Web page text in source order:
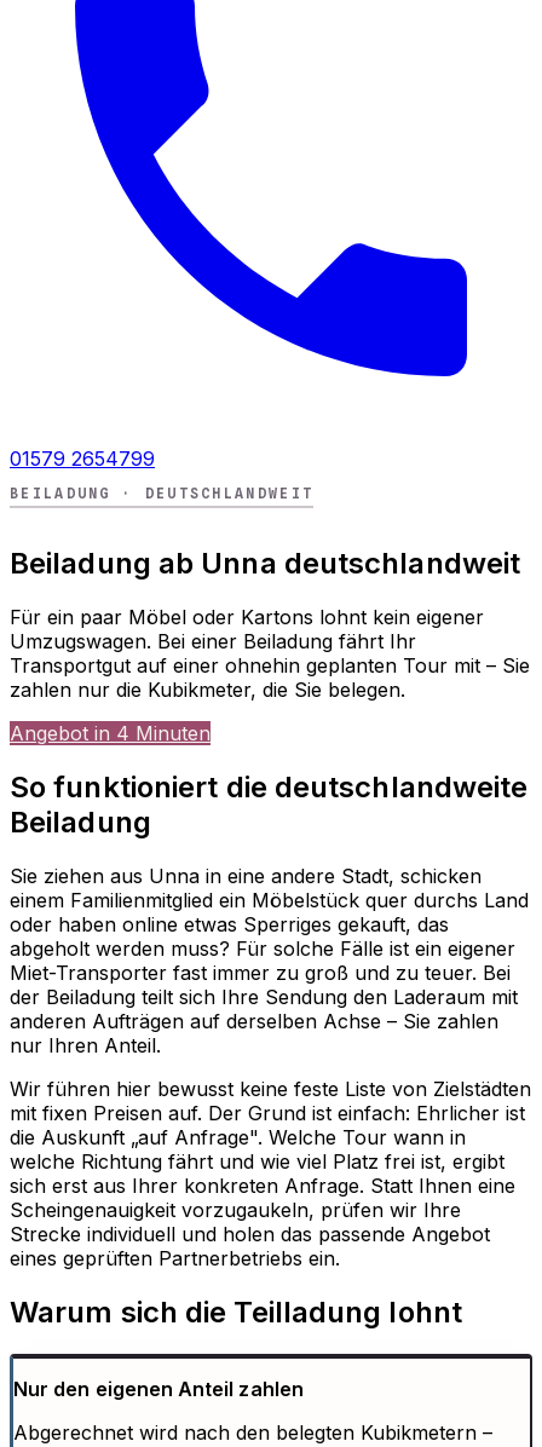
01579 2654799
BEILADUNG · DEUTSCHLANDWEIT
Beiladung ab Unna deutschlandweit
Für ein paar Möbel oder Kartons lohnt kein eigener
Umzugswagen. Bei einer Beiladung fährt Ihr
Transportgut auf einer ohnehin geplanten Tour mit – Sie
zahlen nur die Kubikmeter, die Sie belegen.
Angebot in 4 Minuten
So funktioniert die deutschlandweite
Beiladung
Sie ziehen aus Unna in eine andere Stadt, schicken
einem Familienmitglied ein Möbelstück quer durchs Land
oder haben online etwas Sperriges gekauft, das
abgeholt werden muss? Für solche Fälle ist ein eigener
Miet-Transporter fast immer zu groß und zu teuer. Bei
der Beiladung teilt sich Ihre Sendung den Laderaum mit
anderen Aufträgen auf derselben Achse – Sie zahlen
nur Ihren Anteil.
Wir führen hier bewusst keine feste Liste von Zielstädten
mit fixen Preisen auf. Der Grund ist einfach: Ehrlicher ist
die Auskunft „auf Anfrage". Welche Tour wann in
welche Richtung fährt und wie viel Platz frei ist, ergibt
sich erst aus Ihrer konkreten Anfrage. Statt Ihnen eine
Scheingenauigkeit vorzugaukeln, prüfen wir Ihre
Strecke individuell und holen das passende Angebot
eines geprüften Partnerbetriebs ein.
Warum sich die Teilladung lohnt
Nur den eigenen Anteil zahlen
Abgerechnet wird nach den belegten Kubikmetern –